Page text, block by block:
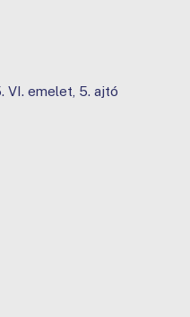
VI. emelet, 5. ajtó